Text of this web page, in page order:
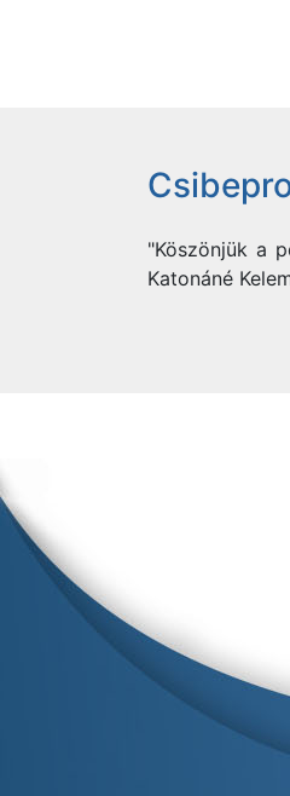
"Köszönjük a
Katonáné